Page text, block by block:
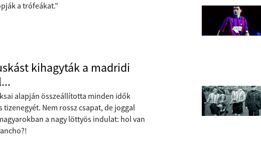
a trófeákat.”
kihagyták a madridi
alapján összeállította minden idők
Nem rossz csapat, de joggal
a nagy löttyös indulat: hol van